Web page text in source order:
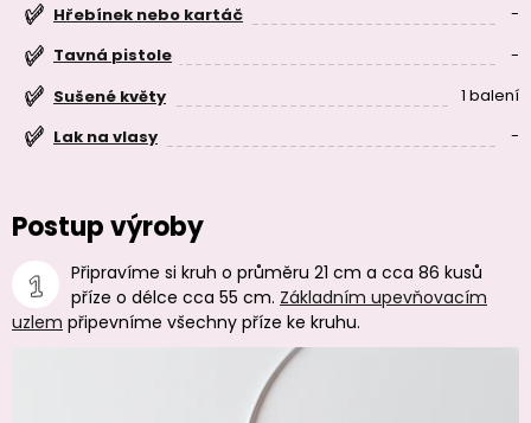
Hřebínek nebo kartáč
-
Tavná pistole
-
Sušené květy
1 balení
Lak na vlasy
-
Postup výroby
Připravíme si kruh o průměru 21 cm a cca 86 kusů
příze o délce cca 55 cm. Základním upevňovacím
uzlem připevníme všechny příze ke kruhu.